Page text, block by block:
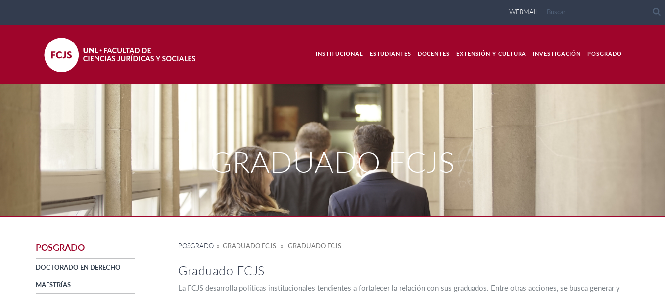
WEBMAIL
INSTITUCIONAL ESTUDIANTES DOCENTES EXTENSIÓN Y CULTURA INVESTIGACIÓN POSGRADO
GRADUADO FCJS
POSGRADO
DOCTORADO EN DERECHO
MAESTRÍAS
POSGRADO » GRADUADO FCJS » GRADUADO FCJS
Graduado FCJS
La FCJS desarrolla políticas institucionales tendientes a fortalecer la relación con sus graduados. Entre otras acciones, se busca generar y